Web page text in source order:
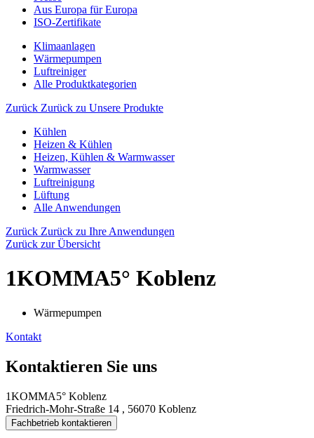
Aus Europa für Europa
ISO-Zertifikate
Klimaanlagen
Wärmepumpen
Luftreiniger
Alle Produktkategorien
Zurück Zurück zu Unsere Produkte
Kühlen
Heizen & Kühlen
Heizen, Kühlen & Warmwasser
Warmwasser
Luftreinigung
Lüftung
Alle Anwendungen
Zurück Zurück zu Ihre Anwendungen
Zurück zur Übersicht
1KOMMA5° Koblenz
Wärmepumpen
Kontakt
Kontaktieren Sie uns
1KOMMA5° Koblenz
Friedrich-Mohr-Straße 14 , 56070 Koblenz
Fachbetrieb kontaktieren